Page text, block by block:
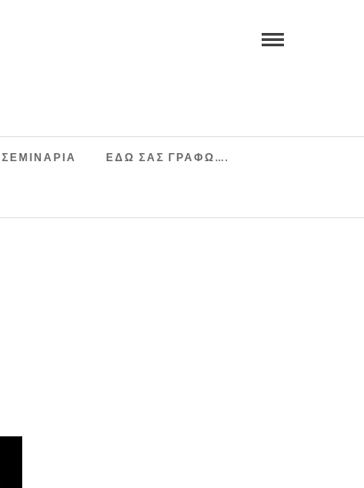
ΣΕΜΙΝΆΡΙΑ ΕΔΩ ΣΑΣ ΓΡΑΦΩ….